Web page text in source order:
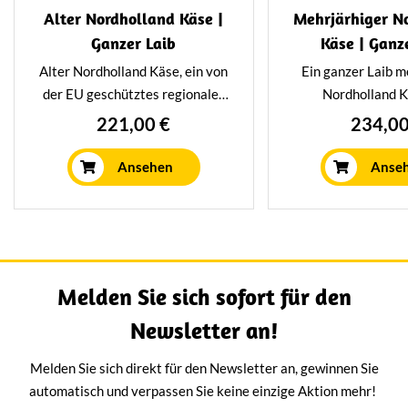
Alter Nordholland Käse |
Ganzer Laib
Alter Nordholland Käse, ein von
der EU geschütztes regionales
Produkt. Köstlich kräftig im
schön cremig. Diese 13 kg
schwere Delikatesse ist
mindestens ein Jahr lang in
221,00 €
Ansehen
Mehrjärhiger
Käse |
Ein ganzer Laib
Nordholland
authentisches
12 Kilo. Mit
Mindestens 2
Melden Sie sich sofort für den
Newsletter an!
Melden Sie sich direkt für den Newsletter an, gewinnen Sie
automatisch und verpassen Sie keine einzige Aktion mehr!